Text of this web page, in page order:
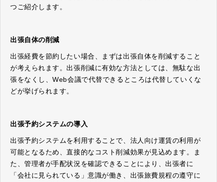
つご紹介します。
出張自体の削減
出張経費を節約したい場合、まずは出張自体を削減すること
が考えられます。出張削減に有効な方法としては、無駄な出
張をなくし、Web会議で代替できるところは代替していくな
どが挙げられます。
出張予約システムの導入
出張予約システムを利用することで、法人向け運賃の利用が
可能となるため、直接的なコスト削減効果が見込めます。ま
た、管理者が手配状況を確認できることにより、出張者に
「会社に見られている」意識が働き、出張旅費規程の遵守に